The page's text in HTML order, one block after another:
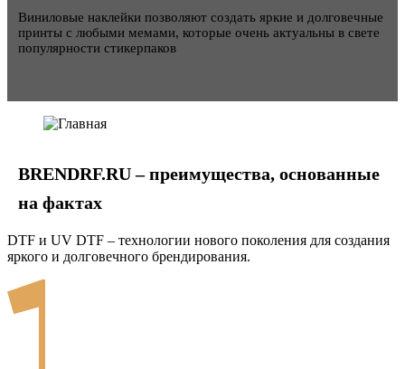
Виниловые наклейки позволяют создать яркие и долговечные
принты с любыми мемами, которые очень актуальны в свете
популярности стикерпаков
BRENDRF.RU – преимущества, основанные
на фактах
DTF и UV DTF – технологии нового поколения для создания
яркого и долговечного брендирования.